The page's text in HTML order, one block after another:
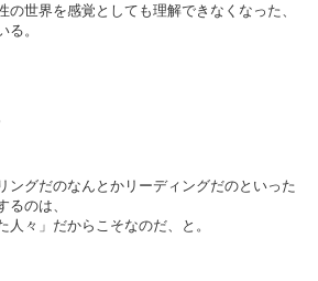
の世界を感覚としても理解できなくなった、
る。
ングだのなんとかリーディングだのといった
るのは、
人々」だからこそなのだ、と。